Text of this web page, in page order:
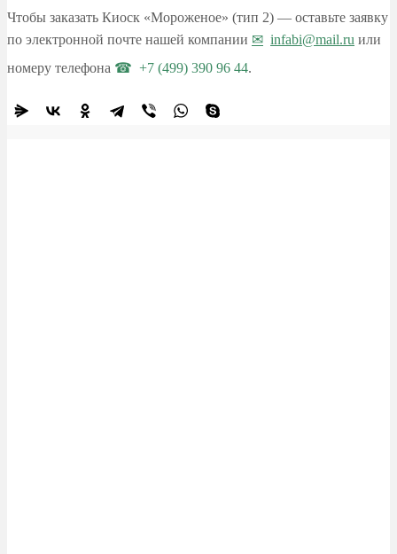
Чтобы заказать Киоск «Мороженое» (тип 2) — оставьте заявку
по электронной почте нашей компании
infabi@mail.ru или
номеру телефона
+7 (499) 390 96 44.